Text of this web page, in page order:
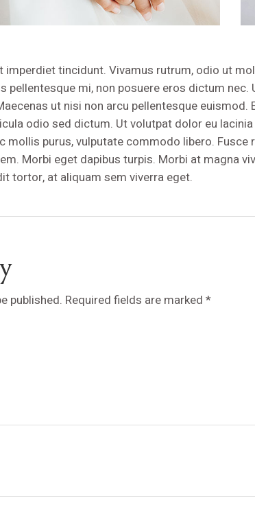
imperdiet tincidunt. Vivamus rutrum, odio ut
pellentesque mi, non posuere eros dictum
ut nisi non arcu pellentesque
odio sed dictum. Ut volutpat dolor eu
mollis purus, vulputate commodo libero.
Morbi eget dapibus turpis. Morbi at magna
tortor, at aliquam sem viverra eget.
published. Required fields are marked *